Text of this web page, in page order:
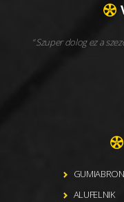
Szuper dolog ez a
ALUFELNIK